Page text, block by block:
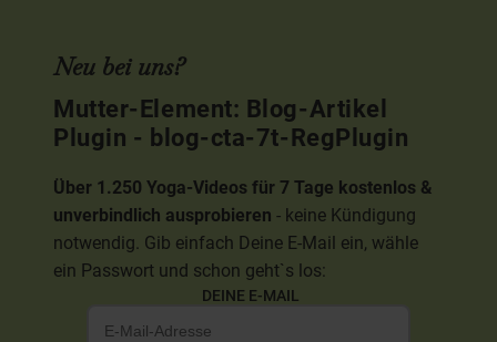
Neu bei uns?
Mutter-Element: Blog-Artikel
Plugin - blog-cta-7t-RegPlugin
Über 1.250 Yoga-Videos für 7 Tage kostenlos &
unverbindlich ausprobieren - keine Kündigung
notwendig. Gib einfach Deine E-Mail ein, wähle
ein Passwort und schon geht`s los:
DEINE E-MAIL